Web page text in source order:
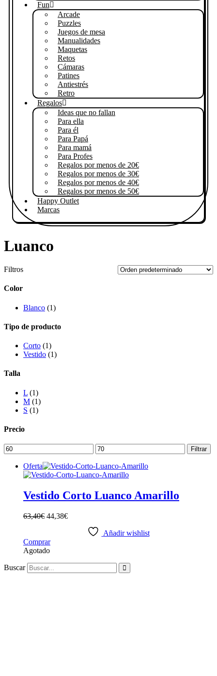
Fun
Arcade
Puzzles
Juegos de mesa
Manualidades
Maquetas
Retos
Cámaras
Patines
Antiestrés
Retro
Regalos
Ideas que no fallan
Para ella
Para él
Para Papá
Para mamá
Para Profes
Regalos por menos de 20€
Regalos por menos de 30€
Regalos por menos de 40€
Regalos por menos de 50€
Happy Outlet
Marcas
Luanco
Filtros
Color
Blanco (1)
Tipo de producto
Corto (1)
Vestido (1)
Talla
L (1)
M (1)
S (1)
Precio
Precio
mínimo
Precio
máximo
Filtrar
Oferta
Vestido Corto Luanco Amarillo
63,40€ 44,38€
Añadir wishlist
ComprarEste
Agotado
Buscar